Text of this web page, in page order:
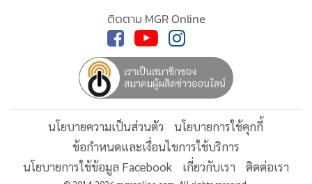
ว่าในอนาคต พันธมิตรที่ดีคือ google นั่นคือ YouTube
การนำส่ง content เกิดจากที่เราค้นหา หรือ ติดตาม คือชื่นชมใน
content จริงๆ YouTube เป็น platform ที่ long term
engagement ดีมากกับช่องช่องหนึ่งที่เราติดตาม โดยการ
ถ้าเราดูช่องไหนของ youtube YouTube จะขุด content เก่าๆ
ของช่องนั้นมาเสิร์ฟให้เราเสมอ และต่อเนื่อง ผิดกับ tiktok และ
Facebook มันจะนำส่งแค่ 2-3 ครั้งแล้วก็หายไปเลย แล้ว
ติดตาม MGR Online
นโยบายความเป็นส่วนตัว
นโยบายการใช้คุกกี้
ข้อกำหนดและเงื่อนไขการใช้บริการ
นโยบายการใช้ข้อมูล Facebook
เกี่ยวกับเรา ติดต่อเรา